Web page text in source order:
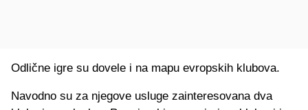
Odlične igre su dovele i na mapu evropskih klubova.
Navodno su za njegove usluge zainteresovana dva